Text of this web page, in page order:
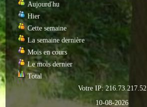
ENTREPRISES
L'agriculture
Capitale du chrysanthème
Nos entreprises
Industries
Aujourd'hu
Hier
Cette semaine
La semaine dernière
Mois en cours
Le mois dernier
Total
Votre IP: 216.73.217.52
10-08-2026